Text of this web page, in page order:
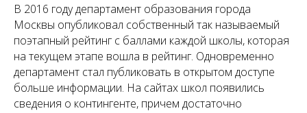
В 2016 году департамент образования города
Москвы опубликовал собственный так называемый
поэтапный рейтинг с баллами каждой школы, которая
на текущем этапе вошла в рейтинг. Одновременно
департамент стал публиковать в открытом доступе
больше информации. На сайтах школ появились
сведения о контингенте, причем достаточно